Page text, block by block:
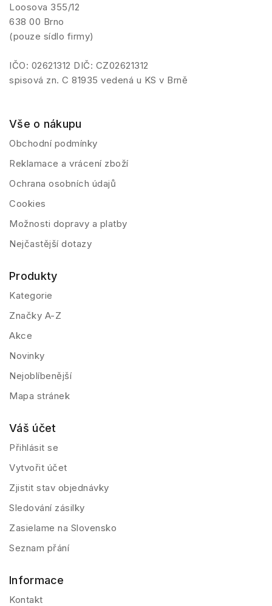
Loosova 355/12
638 00 Brno
(pouze sídlo firmy)
IČO: 02621312 DIČ: CZ02621312
spisová zn. C 81935 vedená u KS v Brně
Vše o nákupu
Obchodní podmínky
Reklamace a vrácení zboží
Ochrana osobních údajů
Cookies
Možnosti dopravy a platby
Nejčastější dotazy
Produkty
Kategorie
Značky A-Z
Akce
Novinky
Nejoblíbenější
Mapa stránek
Váš účet
Přihlásit se
Vytvořit účet
Zjistit stav objednávky
Sledování zásilky
Zasielame na Slovensko
Seznam přání
Informace
Kontakt